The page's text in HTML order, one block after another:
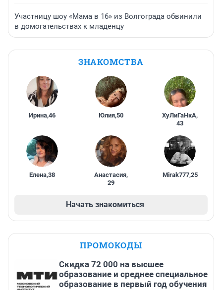
Участницу шоу «Мама в 16» из Волгограда обвинили
в домогательствах к младенцу
ЗНАКОМСТВА
Ирина,46 Юлия,50 ХуЛиГаНкА,
43
Елена,38 Анастасия,
29
Mirak777,25
Начать знакомиться
ПРОМОКОДЫ
Скидка 72 000 на высшее
образование и среднее специальное
образование в первый год обучения